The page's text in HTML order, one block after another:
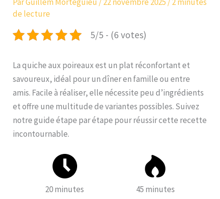
de lecture
5/5 - (6 votes)
La quiche aux poireaux est un plat réconfortant et
savoureux, idéal pour un dîner en famille ou entre
amis. Facile à réaliser, elle nécessite peu d’ingrédients
et offre une multitude de variantes possibles. Suivez
notre guide étape par étape pour réussir cette recette
incontournable.
20 minutes 45 minutes